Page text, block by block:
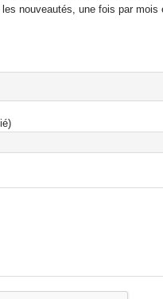
nouveautés, une fois par mois